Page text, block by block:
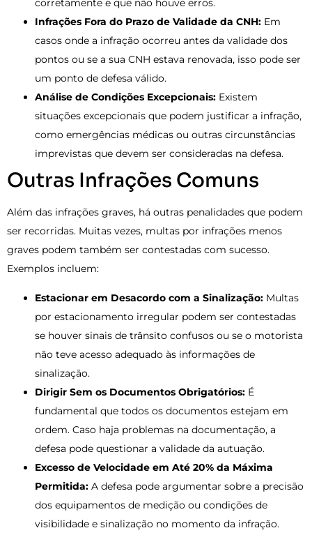
corretamente e que não houve erros.
Infrações Fora do Prazo de Validade da CNH: Em
casos onde a infração ocorreu antes da validade dos
pontos ou se a sua CNH estava renovada, isso pode ser
um ponto de defesa válido.
Análise de Condições Excepcionais: Existem
situações excepcionais que podem justificar a infração,
como emergências médicas ou outras circunstâncias
imprevistas que devem ser consideradas na defesa.
Outras Infrações Comuns
Além das infrações graves, há outras penalidades que podem
ser recorridas. Muitas vezes, multas por infrações menos
graves podem também ser contestadas com sucesso.
Exemplos incluem:
Estacionar em Desacordo com a Sinalização: Multas
por estacionamento irregular podem ser contestadas
se houver sinais de trânsito confusos ou se o motorista
não teve acesso adequado às informações de
sinalização.
Dirigir Sem os Documentos Obrigatórios: É
fundamental que todos os documentos estejam em
ordem. Caso haja problemas na documentação, a
defesa pode questionar a validade da autuação.
Excesso de Velocidade em Até 20% da Máxima
Permitida: A defesa pode argumentar sobre a precisão
dos equipamentos de medição ou condições de
visibilidade e sinalização no momento da infração.